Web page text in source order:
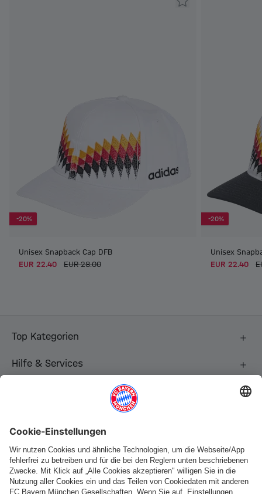
-20%
Unisex Snapback Cap DFB
EUR 22.40
EUR 28.00
-20%
Unisex
EUR 22.40
Top Kategorien
Hilfe & Services
Folge uns